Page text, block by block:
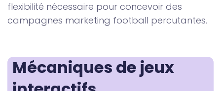
flexibilité nécessaire pour concevoir des
campagnes marketing football percutantes.
Mécaniques de jeux